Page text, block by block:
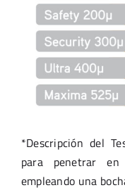
*Descripción del
para penetrar
empleando una